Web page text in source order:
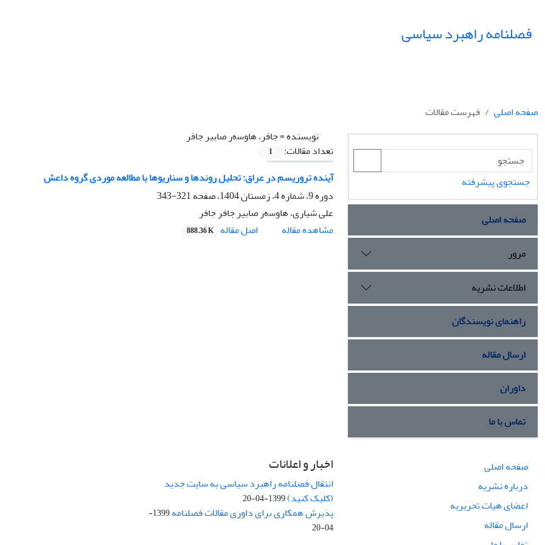
فصلنامه راهبرد سیاسی
صفحه اصلی
فهرست مقالات
نویسنده =جافر، هاوسەر صابیر جافر
تعداد مقالات:
1
آینده تروریسم در عراق: تحلیل روندها و سناریوها با مطالعه موردی گروه داعش
دوره 9، شماره 4، زمستان 1404، صفحه
321-343
علی شیاری، هاوسەر صابیر جافر جافر
مشاهده مقاله
اصل مقاله 888.36 K
جستجوی پیشرفته
صفحه اصلی
مرور
اطلاعات نشریه
راهنمای نویسندگان
ارسال مقاله
داوران
تماس با ما
صفحه اصلی
درباره نشریه
اعضای هیات تحریریه
ارسال مقاله
اخبار و اعلانات
انتقال فصلنامه راهبرد سیاسی به سایت جدید
(کلیک کنید)1399-04-20
پذیرش همکاری برای داوری مقالات فصلنامه
1399-
04-20